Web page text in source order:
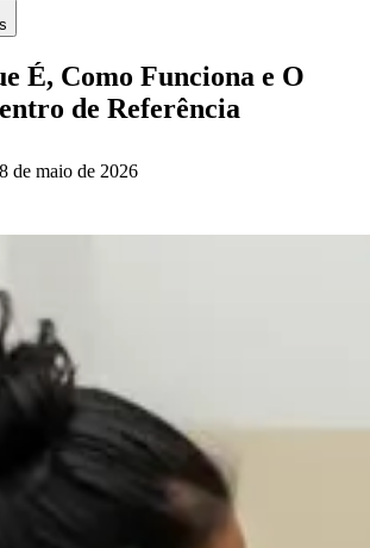
É, Como Funciona e O
de Referência
de maio de 2026